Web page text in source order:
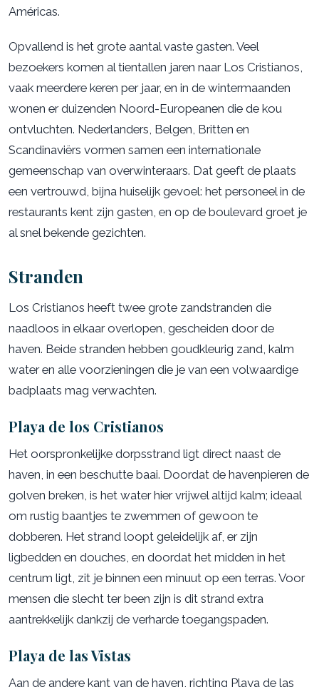
Américas.
Opvallend is het grote aantal vaste gasten. Veel
bezoekers komen al tientallen jaren naar Los Cristianos,
vaak meerdere keren per jaar, en in de wintermaanden
wonen er duizenden Noord-Europeanen die de kou
ontvluchten. Nederlanders, Belgen, Britten en
Scandinaviërs vormen samen een internationale
gemeenschap van overwinteraars. Dat geeft de plaats
een vertrouwd, bijna huiselijk gevoel: het personeel in de
restaurants kent zijn gasten, en op de boulevard groet je
al snel bekende gezichten.
Stranden
Los Cristianos heeft twee grote zandstranden die
naadloos in elkaar overlopen, gescheiden door de
haven. Beide stranden hebben goudkleurig zand, kalm
water en alle voorzieningen die je van een volwaardige
badplaats mag verwachten.
Playa de los Cristianos
Het oorspronkelijke dorpsstrand ligt direct naast de
haven, in een beschutte baai. Doordat de havenpieren de
golven breken, is het water hier vrijwel altijd kalm; ideaal
om rustig baantjes te zwemmen of gewoon te
dobberen. Het strand loopt geleidelijk af, er zijn
ligbedden en douches, en doordat het midden in het
centrum ligt, zit je binnen een minuut op een terras. Voor
mensen die slecht ter been zijn is dit strand extra
aantrekkelijk dankzij de verharde toegangspaden.
Playa de las Vistas
Aan de andere kant van de haven, richting Playa de las